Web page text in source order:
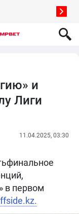
и
Лиги
11.04.2025, 03:30
в первом